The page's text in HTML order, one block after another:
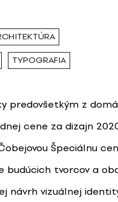
TYPOGRAFIA
predovšetkým z
cene za dizajn
Špeciálnu
budúcich tvorcov a
návrh vizuálnej